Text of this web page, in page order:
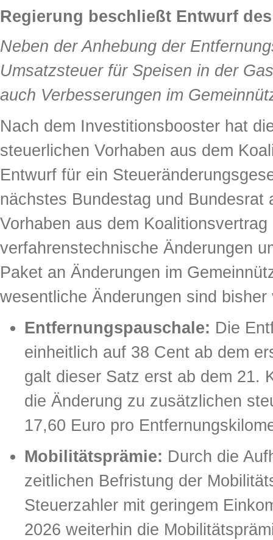
Regierung beschließt Entwurf
Neben der Anhebung der
Umsatzsteuer für Speisen in der
auch Verbesserungen im
Nach dem Investitionsbooster hat
steuerlichen Vorhaben aus dem
Entwurf für ein
nächstes Bundestag und
Vorhaben aus dem
verfahrenstechnische Änderungen
Paket an Änderungen im
wesentliche Änderungen sind bisher
Entfernungspauschale: Die
einheitlich auf 38 Cent ab dem
galt dieser Satz erst ab dem 21.
die Änderung zu zusätzlichen
17,60 Euro pro
Mobilitätsprämie: Durch die
zeitlichen Befristung der
Steuerzahler mit geringem
2026 weiterhin die